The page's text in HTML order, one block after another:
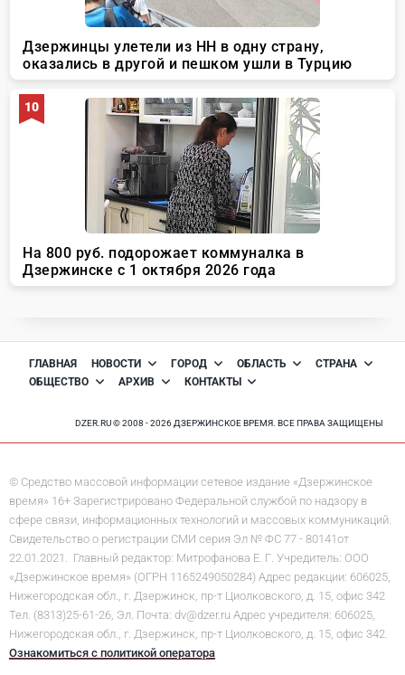
ГЛАВНАЯ НОВОСТИ ГОРОД ОБЛАСТЬ
СТРАНА
ОБЩЕСТВО
АРХИВ КОНТАКТЫ
DZER.RU © 2008 - 2026 ДЗЕРЖИНСКОЕ ВРЕМЯ. ВСЕ ПРАВА ЗАЩИЩЕНЫ
© Средство массовой информации сетевое издание «Дзержинское
время» 16+ Зарегистрировано Федеральной службой по надзору в
сфере связи, информационных технологий и массовых коммуникаций.
Свидетельство о регистрации СМИ серия Эл № ФС 77 - 80141от
22.01.2021. Главный редактор: Митрофанова Е. Г. Учредитель: ООО
«Дзержинское время» (ОГРН 1165249050284) Адрес редакции: 606025,
Нижегородская обл., г. Дзержинск, пр-т Циолковского, д. 15, офис 342
Тел. (8313)25-61-26, Эл. Почта: dv@dzer.ru Адрес учредителя: 606025,
Нижегородская обл., г. Дзержинск, пр-т Циолковского, д. 15, офис 342.
Ознакомиться с политикой оператора